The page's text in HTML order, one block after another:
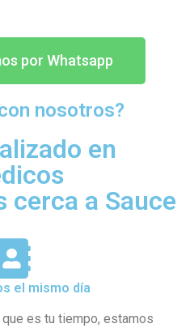
por Whatsapp
nosotros?
en
cerca a Sauce
el mismo día
es tu tiempo, estamos